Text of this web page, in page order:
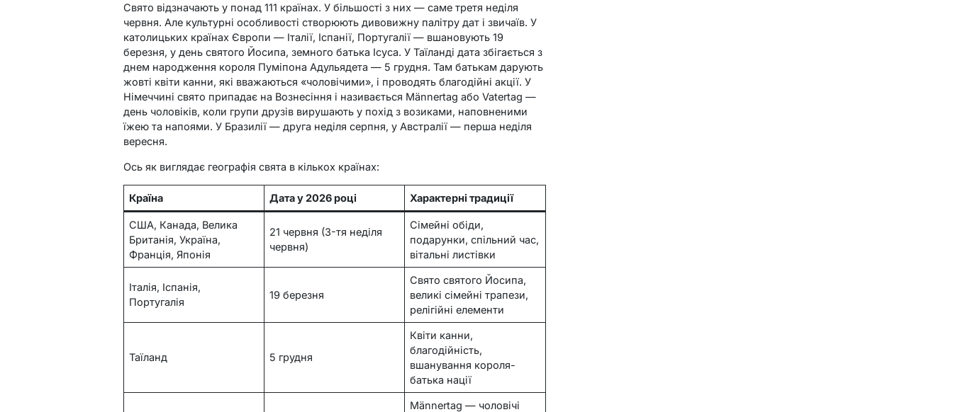
Свято відзначають у понад 111 країнах. У більшості з них — саме третя неділя
червня. Але культурні особливості створюють дивовижну палітру дат і звичаїв. У
католицьких країнах Європи — Італії, Іспанії, Португалії — вшановують 19
березня, у день святого Йосипа, земного батька Ісуса. У Таїланді дата збігається з
днем народження короля Пуміпона Адульядета — 5 грудня. Там батькам дарують
жовті квіти канни, які вважаються «чоловічими», і проводять благодійні акції. У
Німеччині свято припадає на Вознесіння і називається Männertag або Vatertag —
день чоловіків, коли групи друзів вирушають у похід з возиками, наповненими
їжею та напоями. У Бразилії — друга неділя серпня, у Австралії — перша неділя
вересня.
Ось як виглядає географія свята в кількох країнах:
Країна Дата у 2026 році Характерні традиції
США, Канада, Велика
Британія, Україна,
Франція, Японія
21 червня (3-тя неділя
червня)
Сімейні обіди,
подарунки, спільний час,
вітальні листівки
Італія, Іспанія,
Португалія
19 березня
Свято святого Йосипа,
великі сімейні трапези,
релігійні елементи
Таїланд 5 грудня
Квіти канни,
благодійність,
вшанування короля-
батька нації
Männertag — чоловічі